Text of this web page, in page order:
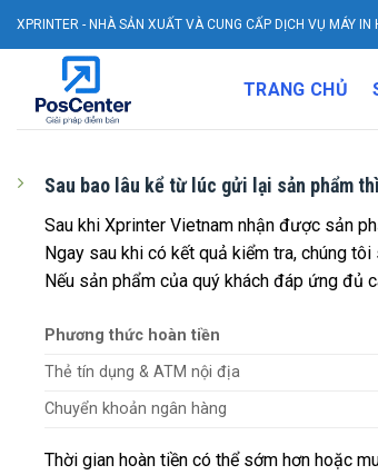
Skip
XPRINTER - NHÀ SẢN XUẤT VÀ CUNG CẤP DỊCH VỤ MÁY
TRANG CHỦ
Sau bao lâu kể từ lúc gửi lại sản phẩm
Sau khi Xprinter Vietnam nhận được sản
Ngay sau khi có kết quả kiểm tra, chúng
Nếu sản phẩm của quý khách đáp ứng đủ
Phương thức hoàn tiền
Thẻ tín dụng & ATM nội địa
Chuyển khoản ngân hàng
Thời gian hoàn tiền có thể sớm hơn hoặc